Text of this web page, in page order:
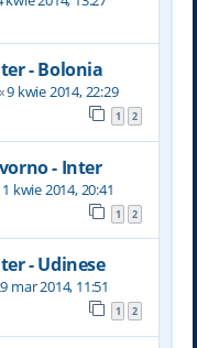
- Bolonia
9 kwie 2014, 22:29
1 2
- Inter
1 kwie 2014, 20:41
1 2
- Udinese
mar 2014, 11:51
1 2